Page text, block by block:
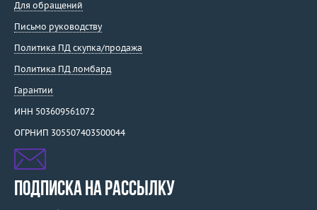
Для обращений
Письмо руководству
Политика ПД скупка/продажа
Политика ПД ломбард
Гарантии
ИНН 503609561072
ОГРНИП 305507403500044
ПОДПИСКА НА РАССЫЛКУ